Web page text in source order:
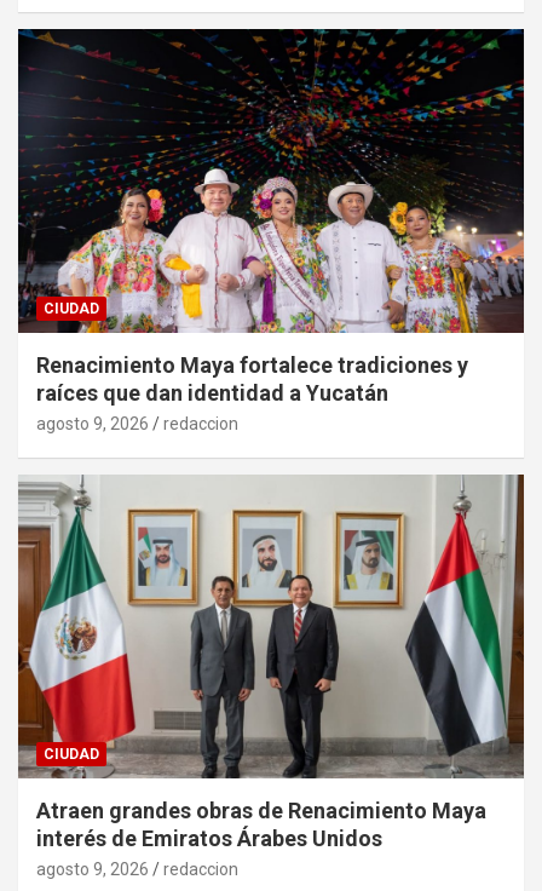
CIUDAD
Renacimiento Maya fortalece tradiciones y
raíces que dan identidad a Yucatán
agosto 9, 2026 redaccion
CIUDAD
Atraen grandes obras de Renacimiento Maya
interés de Emiratos Árabes Unidos
agosto 9, 2026 redaccion